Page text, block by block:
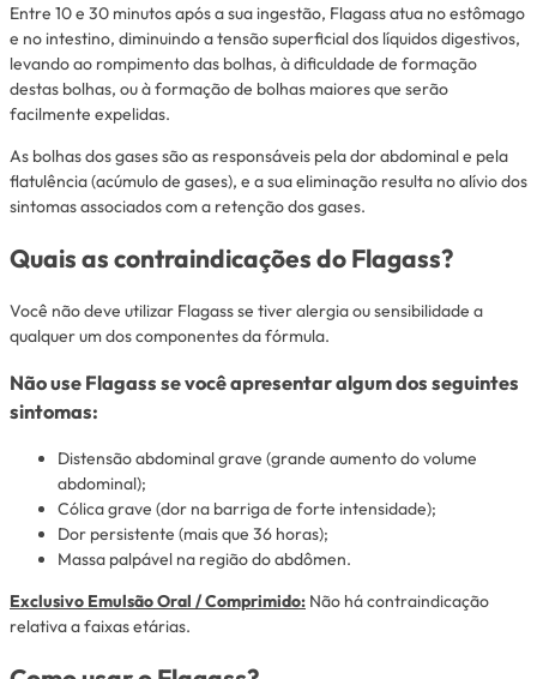
Entre 10 e 30 minutos após a sua ingestão, Flagass atua no estômago
e no intestino, diminuindo a tensão superficial dos líquidos digestivos,
levando ao rompimento das bolhas, à dificuldade de formação
destas bolhas, ou à formação de bolhas maiores que serão
facilmente expelidas.
As bolhas dos gases são as responsáveis pela dor abdominal e pela
flatulência (acúmulo de gases), e a sua eliminação resulta no alívio dos
sintomas associados com a retenção dos gases.
Quais as contraindicações do Flagass?
Você não deve utilizar Flagass se tiver alergia ou sensibilidade a
qualquer um dos componentes da fórmula.
Não use Flagass se você apresentar algum dos seguintes
sintomas:
Distensão abdominal grave (grande aumento do volume
abdominal);
Cólica grave (dor na barriga de forte intensidade);
Dor persistente (mais que 36 horas);
Massa palpável na região do abdômen.
Exclusivo Emulsão Oral / Comprimido: Não há contraindicação
relativa a faixas etárias.